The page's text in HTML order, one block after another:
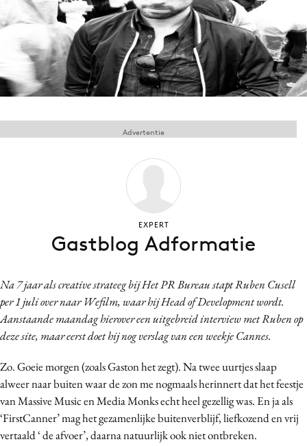
Menu
Home
9 sept: GenAI-training
12 nov: MarketingLive!
Adverteren
Events
Opleidingen
Artificial Intelligence
Campagnes
Carriere
Contentmarketing
Customer Experience
Data & Insights
Design
Digital transformation
Na 7 jaar als creative strateeg bij Het PR Bureau stapt Ruben Cusell
per 1 juli over naar Wefilm, waar hij Head of Development wordt.
Aanstaande maandag hierover een uitgebreid interview met Ruben op
deze site, maar eerst doet hij nog verslag van een weekje Cannes.
Zo. Goeie morgen (zoals Gaston het zegt). Na twee uurtjes slaap
alweer naar buiten waar de zon me nogmaals herinnert dat het feestje
van Massive Music en Media Monks echt heel gezellig was. En ja als
‘FirstCanner’ mag het gezamenlijke buitenverblijf, liefkozend en vrij
vertaald ‘ de afvoer’, daarna natuurlijk ook niet ontbreken.
Advertentie
EXPERT
Gastblog Adformatie